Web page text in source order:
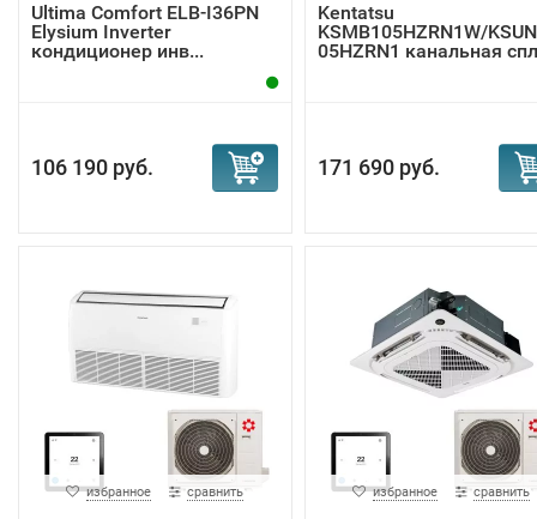
Ultima Comfort ELB-I36PN
Elysium Inverter
кондиционер инв...
106 190 руб.
Kentatsu
KSMB105HZRN1W/
05HZRN1 канальная
171 690 руб.
избранное сравнить избранное сравнить